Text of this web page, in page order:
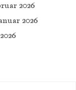
2026
2026